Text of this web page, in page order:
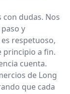
dudas. Nos
y
respetuoso,
principio a fin.
cuenta.
de Long
que cada